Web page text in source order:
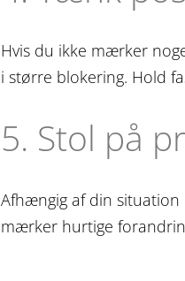
Hvis du ikke mærker
i større blokering. Hold
5. Stol på
Afhængig af din situation
mærker hurtige